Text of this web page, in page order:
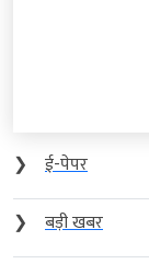
❯
ई-पेपर
❯
बड़ी खबर